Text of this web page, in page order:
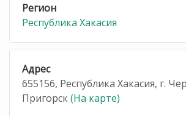
Регион
Республика Хакасия
Адрес
655156, Республика Хакасия, г.
Пригорск(На карте)